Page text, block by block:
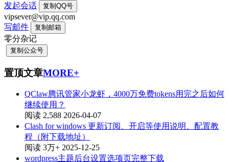
发起会话
复制QQ号
vipsever@vip.qq.com
写邮件
复制邮箱
零分杂记
复制公众号
置顶文章MORE+
QClaw腾讯管家小龙虾，4000万免费tokens用完之后如何
继续使用？
阅读 2,588 2026-04-07
Clash for windows 更新订阅、开启等使用说明、配置教
程（附下载地址）
阅读 3万+ 2025-12-25
wordpress主题后台设置选项页完整下载